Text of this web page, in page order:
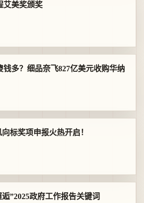
艾美奖颁奖
钱多？细品奈飞827亿美元收购华纳
标奖项申报火热开启！
”2025政府工作报告关键词